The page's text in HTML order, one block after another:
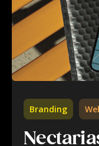
Branding